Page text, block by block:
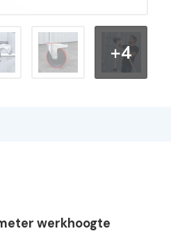
+4
werkhoogte